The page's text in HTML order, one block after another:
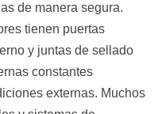
de manera segura.
tienen puertas
y juntas de sellado
constantes
externas. Muchos